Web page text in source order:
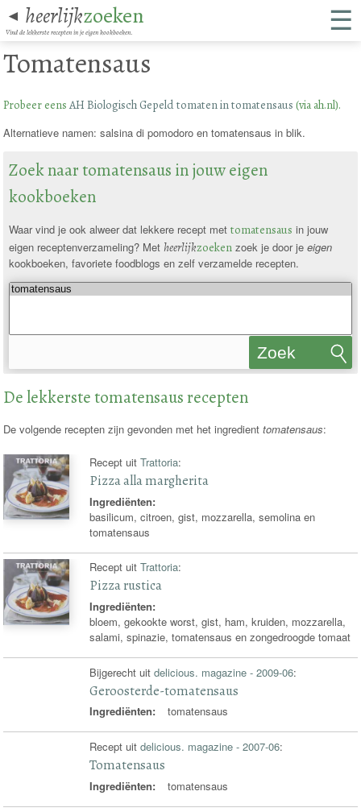
◄ heerlijkzoeken
Vind de lekkerste recepten in je eigen kookboeken. ☰
Tomatensaus
Probeer eensAH Biologisch Gepeld tomaten in tomatensaus (via ah.nl).
Alternatieve namen: salsina di pomodoro en tomatensaus in blik.
Zoek naar tomatensaus in jouw eigen
kookboeken
Waar vind je ook alweer dat lekkere recept met tomatensaus in jouw
eigen receptenverzameling? Met heerlijkzoeken zoek je door je eigen
kookboeken, favoriete foodblogs en zelf verzamelde recepten.
Zoek
De lekkerste tomatensaus recepten
De volgende recepten zijn gevonden met het ingredienttomatensaus:
Recept uitTrattoria:
Pizza alla margherita
Ingrediënten:
basilicum, citroen, gist, mozzarella, semolina en
tomatensaus
Recept uitTrattoria:
Pizza rustica
Ingrediënten:
bloem, gekookte worst, gist, ham, kruiden, mozzarella,
salami, spinazie, tomatensaus en zongedroogde tomaat
Bijgerecht uitdelicious. magazine - 2009-06:
Geroosterde-tomatensaus
Ingrediënten: tomatensaus
Recept uitdelicious. magazine - 2007-06:
Tomatensaus
Ingrediënten: tomatensaus